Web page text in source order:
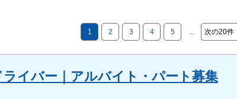
1 2 3 4 5 次の20件
ライバー｜アルバイト・パート募集